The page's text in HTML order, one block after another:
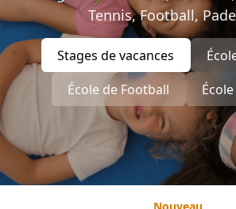
Tennis, Football,
Stages de vacances
École de Football